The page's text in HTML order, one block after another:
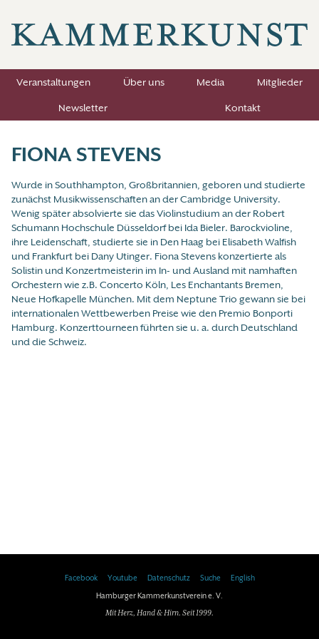
Veranstaltungen Über uns Media
Mitglieder
Newsletter
Kontakt
FIONA STEVENS
Wurde in Southhampton, Großbritannien, geboren und studierte
zunächst Musikwissenschaften an der Cambridge University.
Wenig später absolvierte sie das Violinstudium an der Robert
Schumann Hochschule Düsseldorf bei Ida Bieler. Barockvioline,
ihre Leidenschaft, studierte sie in Den Haag bei Elisabeth Walfish
und Frankfurt bei Dany Utinger. Fiona Stevens konzertierte als
Solistin und Konzertmeisterin im In- und Ausland mit namhaften
Orchestern wie z.B. Concerto Köln, Les Enchantants Bremen,
Neue Hofkapelle München. Mit dem Neptune Trio gewann sie bei
internationalen Wettbewerben Preise wie den Premio Bonporti
Hamburg. Konzerttourneen führten sie u. a. durch Deutschland
und die Schweiz.
Facebook Youtube Datenschutz Suche
English
Hamburger Kammerkunstverein e. V.
Mit Herz, Hand & Hirn. Seit 1999.